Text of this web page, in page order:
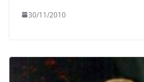
30/11/2010